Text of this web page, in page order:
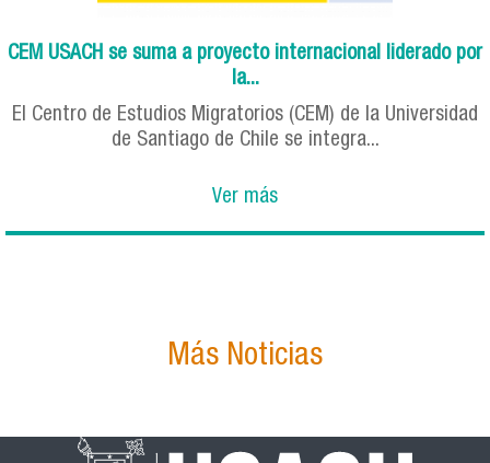
CEM USACH se suma a proyecto internacional liderado por
la...
El Centro de Estudios Migratorios (CEM) de la Universidad
de Santiago de Chile se integra...
Ver más
Más Noticias